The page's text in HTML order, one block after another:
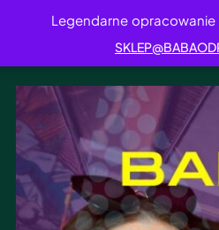
Legendarne